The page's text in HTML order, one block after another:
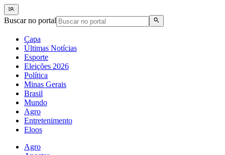
Buscar no portal
Capa
Últimas Notícias
Esporte
Eleições 2026
Política
Minas Gerais
Brasil
Mundo
Agro
Entretenimento
Eloos
Agro